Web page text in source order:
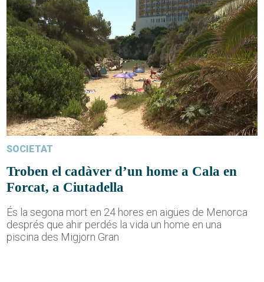
SOCIETAT
Troben el cadàver d’un home a Cala en
Forcat, a Ciutadella
És la segona mort en 24 hores en aigües de Menorca
després que ahir perdés la vida un home en una
piscina des Migjorn Gran